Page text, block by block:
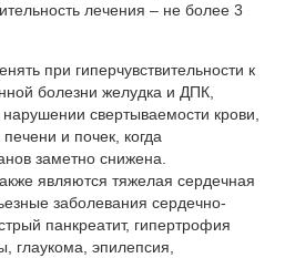
лечения – не более 3
при гиперчувствительности к
болезни желудка и ДПК,
свертываемости крови,
и почек, когда
заметно снижена.
являются тяжелая сердечная
заболевания сердечно-
панкреатит, гипертрофия
глаукома, эпилепсия,